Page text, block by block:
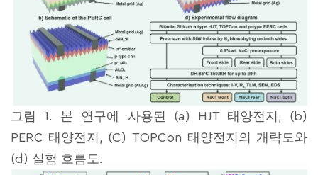
그림 1. 본 연구에 사용된 (a) HJT 태양전지, (b)
PERC 태양전지, (C) TOPCon 태양전지의 개략도와
(d) 실험 흐름도.